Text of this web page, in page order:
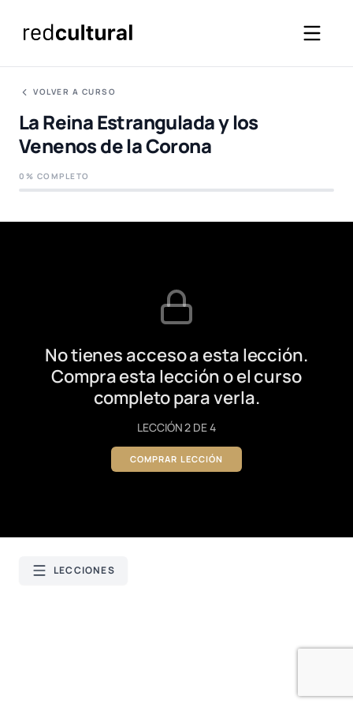
VOLVER A CURSO
La Reina Estrangulada y los
Venenos de la Corona
0% COMPLETO
No tienes acceso a esta lección.
Compra esta lección o el curso
completo para verla.
LECCIÓN 2 DE 4
COMPRAR LECCIÓN
LECCIONES